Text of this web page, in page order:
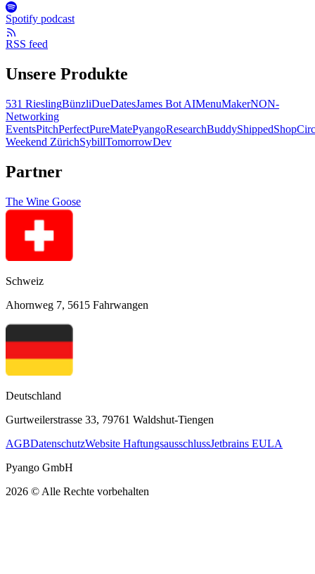
Spotify podcast
RSS feed
Unsere Produkte
531 RieslingBünzliDueDatesJames Bot AIMenuMakerNON-
Networking
EventsPitchPerfectPureMatePyangoResearchBuddyShipped
Weekend ZürichSybillTomorrowDev
Partner
The Wine Goose
Schweiz
Ahornweg 7, 5615 Fahrwangen
Deutschland
Gurtweilerstrasse 33, 79761 Waldshut-Tiengen
AGBDatenschutzWebsite HaftungsausschlussJetbrains EULA
Pyango GmbH
2026 © Alle Rechte vorbehalten